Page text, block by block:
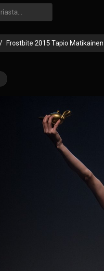
Frostbite 2015 Tapio Matikainen